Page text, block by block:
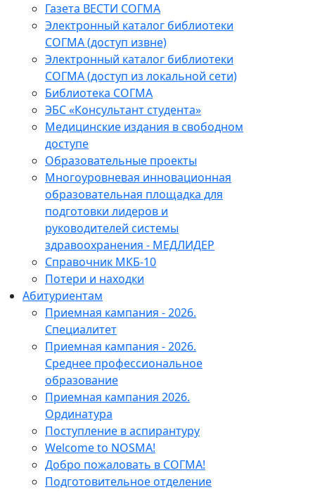
Газета ВЕСТИ СОГМА
Электронный каталог библиотеки
СОГМА (доступ извне)
Электронный каталог библиотеки
СОГМА (доступ из локальной сети)
Библиотека СОГМА
ЭБС «Консультант студента»
Медицинские издания в свободном
доступе
Образовательные проекты
Многоуровневая инновационная
образовательная площадка для
подготовки лидеров и
руководителей системы
здравоохранения - МЕДЛИДЕР
Справочник МКБ-10
Потери и находки
Абитуриентам
Приемная кампания - 2026.
Специалитет
Приемная кампания - 2026.
Среднее профессиональное
образование
Приемная кампания 2026.
Ординатура
Поступление в аспирантуру
Welcome to NOSMA!
Добро пожаловать в СОГМА!
Подготовительное отделение